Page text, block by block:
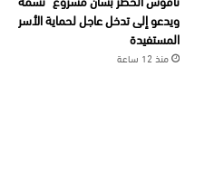
ويدعو إلى تدخل عاجل لحماية الأسر
المستفيدة
منذ 12 ساعة